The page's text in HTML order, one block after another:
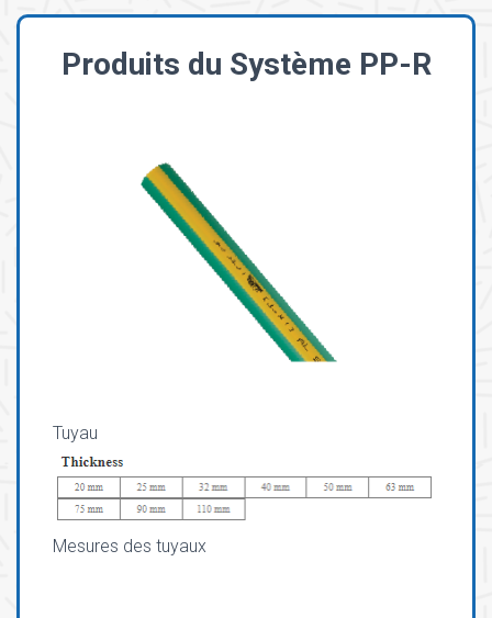
A
Produits du Système PP-R
Tuyau
Mesures des tuyaux